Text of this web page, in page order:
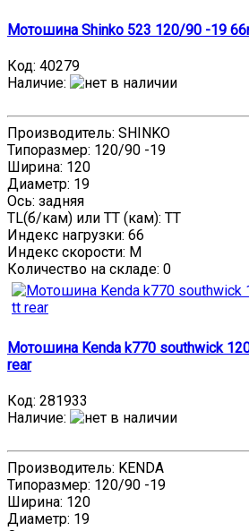
Мотошина Shinko 523 120/90 -19
Код: 40279
Наличие:
Производитель: SHINKO
Типоразмер: 120/90 -19
Ширина: 120
Диаметр: 19
Ось: задняя
TL(б/кам) или TT (кам): TT
Индекс нагрузки: 66
Индекс скорости: M
Количество на складе: 0
Мотошина Kenda k770 southwick
rear
Код: 281933
Наличие:
Производитель: KENDA
Типоразмер: 120/90 -19
Ширина: 120
Диаметр: 19